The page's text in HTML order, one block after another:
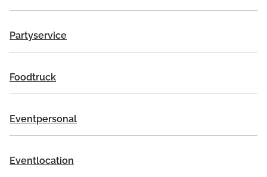
Partyservice
Foodtruck
Eventpersonal
Eventlocation